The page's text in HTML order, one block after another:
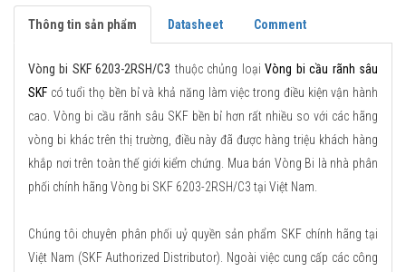
Thông tin sản phẩm Datasheet Comment
Vòng bi SKF 6203-2RSH/C3 thuộc chủng loạiVòng bi cầu rãnh sâu
SKF có tuổi thọ bền bỉ và khả năng làm việc trong điều kiện vận hành
cao. Vòng bi cầu rãnh sâu SKF bền bỉ hơn rất nhiều so với các hãng
vòng bi khác trên thị trường, điều này đã được hàng triệu khách hàng
khắp nơi trên toàn thế giới kiểm chứng. Mua bán Vòng Bi là nhà phân
phối chính hãng Vòng bi SKF 6203-2RSH/C3 tại Việt Nam.
Chúng tôi chuyên phân phối uỷ quyền sản phẩm SKF chính hãng tại
Việt Nam (SKF Authorized Distributor). Ngoài việc cung cấp các công